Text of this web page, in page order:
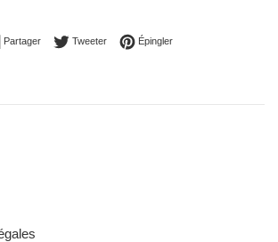
PartagerPartager sur Facebook
TweeterTweeter sur Twitter
ÉpinglerÉpingler sur Pinterest